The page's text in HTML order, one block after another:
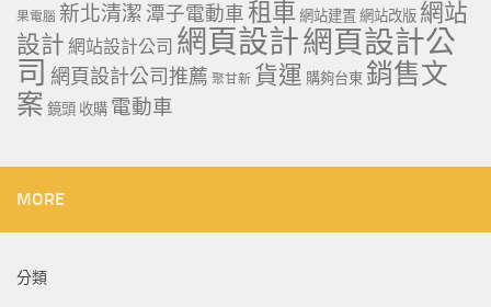
果電腦 新北清潔 潭子電動車租車 網站建置 網站改版 網站
設計 網站設計公司 網頁設計網頁設計公
司 網頁設計公司推薦 聚甘新 貨運 購夠台東 銷售文
案 鏡頭 收購 電動車
MORE
分類